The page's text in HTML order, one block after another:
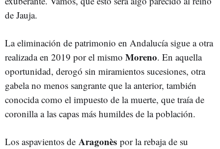
de Jauja.
La eliminación de patrimonio en Andalucía sigue a otra
realizada en 2019 por el mismo Moreno. En aquella
oportunidad, derogó sin miramientos sucesiones, otra
gabela no menos sangrante que la anterior, también
conocida como el impuesto de la muerte, que traía de
coronilla a las capas más humildes de la población.
Los aspavientos de Aragonès por la rebaja de su